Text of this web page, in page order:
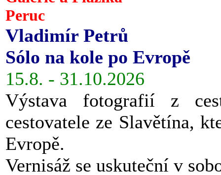
Peruc
Vladimír Petrů
Sólo na kole po Evropě
15.8. - 31.10.2026
Výstava fotografií z
cestovatele ze Slavětína,
Evropě.
Vernisáž se uskuteční v